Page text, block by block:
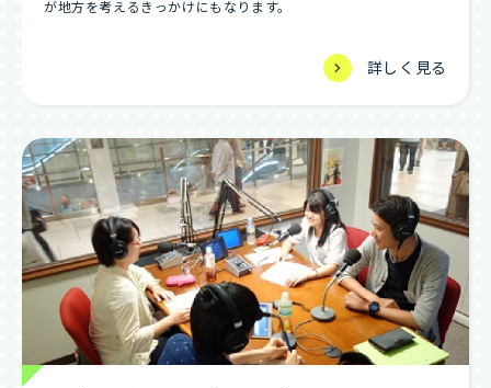
が地方を考えるきっかけにもなります。
詳しく見る